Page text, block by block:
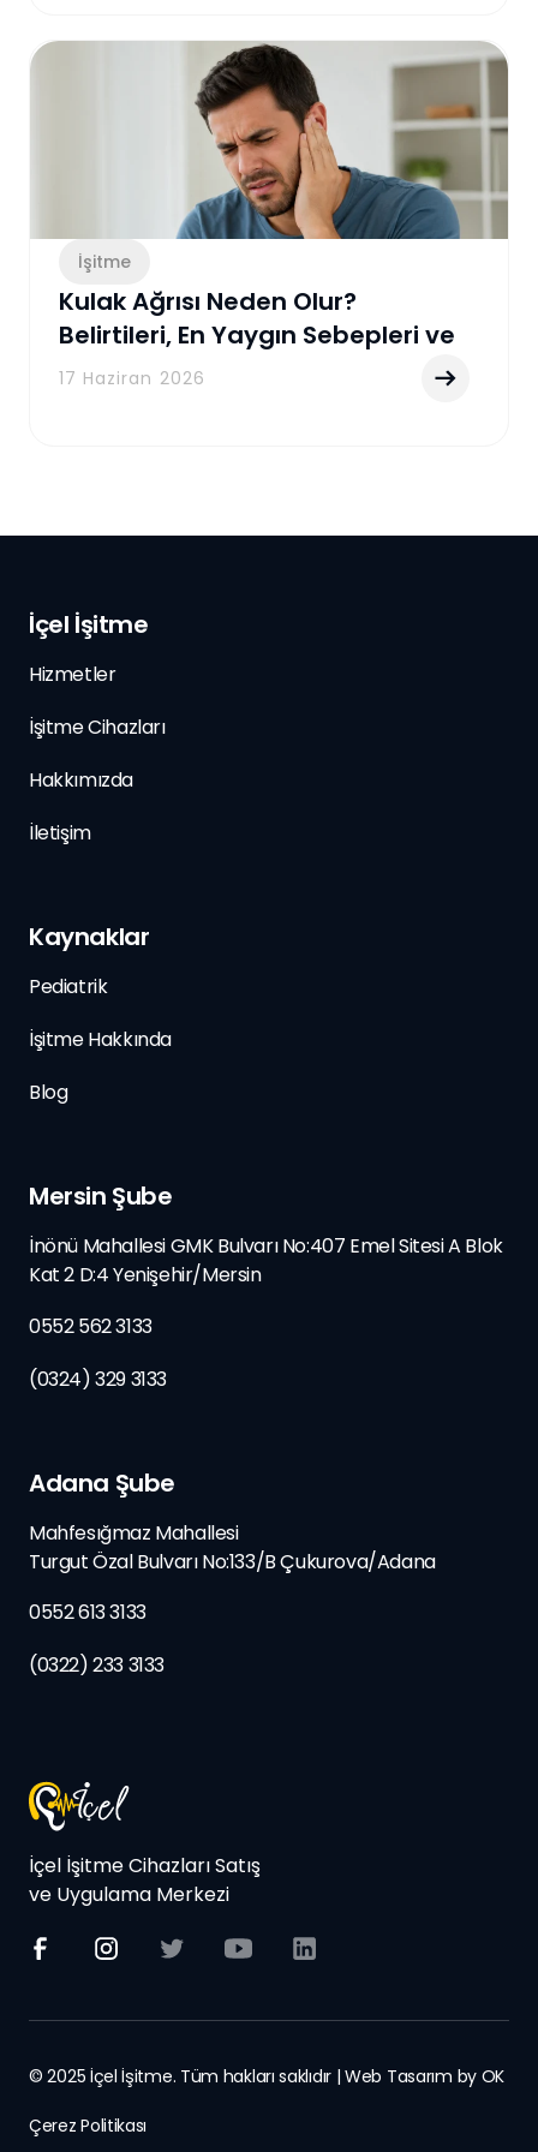
İşitme
Kulak Ağrısı Neden Olur?
Belirtileri, En Yaygın Sebepleri ve
Etkili Tedavi Yöntemleri
17 Haziran 2026
İçel İşitme Cihazları Satış
ve Uygulama Merkezi
İçel İşitme
Hizmetler
İşitme Cihazları
Hakkımızda
İletişim
Kaynaklar
Pediatrik
İşitme Hakkında
Blog
Mersin Şube
İnönü Mahallesi GMK Bulvarı No:407 Emel Sitesi A Blok
Kat 2 D:4 Yenişehir/Mersin
0552 562 3133
(0324) 329 3133
Adana Şube
Mahfesığmaz Mahallesi
Turgut Özal Bulvarı No:133/BÇukurova/Adana
0552 613 3133
(0322) 233 3133
© 2025 İçel İşitme. Tüm hakları saklıdır | Web Tasarım by OK
Çerez Politikası